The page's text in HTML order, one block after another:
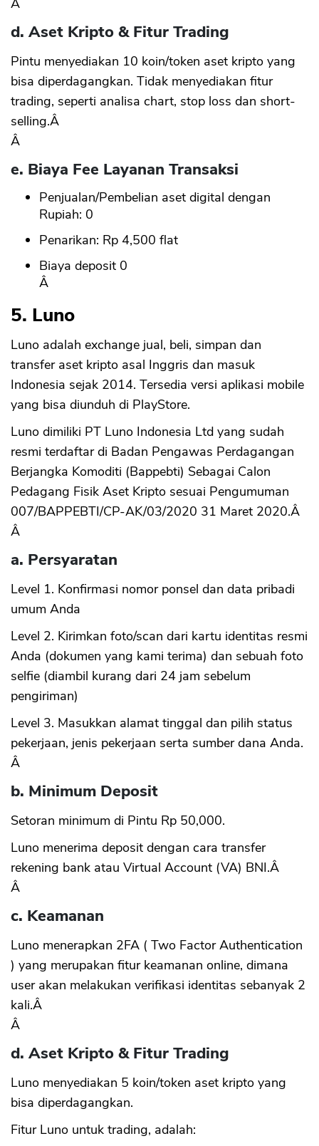
Â
d. Aset Kripto & Fitur Trading
Pintu menyediakan 10 koin/token aset kripto yang
bisa diperdagangkan. Tidak menyediakan fitur
trading, seperti analisa chart, stop loss dan short-
selling.Â
Â
e. Biaya Fee Layanan Transaksi
Penjualan/Pembelian aset digital dengan
Rupiah: 0
Penarikan: Rp 4,500 flat
Biaya deposit 0
Â
5. Luno
Luno adalah exchange jual, beli, simpan dan
transfer aset kripto asal Inggris dan masuk
Indonesia sejak 2014. Tersedia versi aplikasi mobile
yang bisa diunduh di PlayStore.
Luno dimiliki PT Luno Indonesia Ltd yang sudah
resmi terdaftar di Badan Pengawas Perdagangan
Berjangka Komoditi (Bappebti) Sebagai Calon
Pedagang Fisik Aset Kripto sesuai Pengumuman
007/BAPPEBTI/CP-AK/03/2020 31 Maret 2020.Â
Â
a. Persyaratan
Level 1. Konfirmasi nomor ponsel dan data pribadi
umum Anda
Level 2. Kirimkan foto/scan dari kartu identitas resmi
Anda (dokumen yang kami terima) dan sebuah foto
selfie (diambil kurang dari 24 jam sebelum
pengiriman)
Level 3. Masukkan alamat tinggal dan pilih status
pekerjaan, jenis pekerjaan serta sumber dana Anda.
Â
b. Minimum Deposit
Setoran minimum di Pintu Rp 50,000.
Luno menerima deposit dengan cara transfer
rekening bank atau Virtual Account (VA) BNI.Â
Â
c. Keamanan
Luno menerapkan 2FA ( Two Factor Authentication
) yang merupakan fitur keamanan online, dimana
user akan melakukan verifikasi identitas sebanyak 2
kali.Â
Â
d. Aset Kripto & Fitur Trading
Luno menyediakan 5 koin/token aset kripto yang
bisa diperdagangkan.
Fitur Luno untuk trading, adalah: